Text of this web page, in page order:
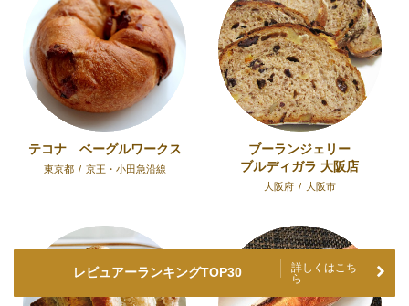
テコナ ベーグルワークス
東京都 / 京王・小田急沿線
ブーランジェリー
ブルディガラ 大阪店
大阪府 / 大阪市
レビュアーランキングTOP30
詳しくはこち
ら